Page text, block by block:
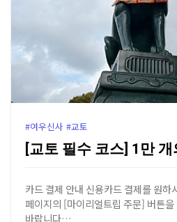
#여우신사 #교토
카드 결제 안내 신용카드 결제를 원하
페이지의 [마이리얼트립 주문] 버튼
바랍니다…